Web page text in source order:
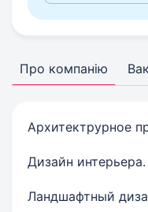
Про компанію
Архитектрурное
Дизайн интерьера.
Ландшафтный